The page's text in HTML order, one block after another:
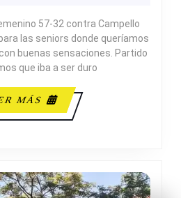
32
C.B.
CAMPELLO
57-32 contra Campello
las seniors donde queríamos
buenas sensaciones. Partido
que iba a ser duro
MÁS
LEER
MÁS